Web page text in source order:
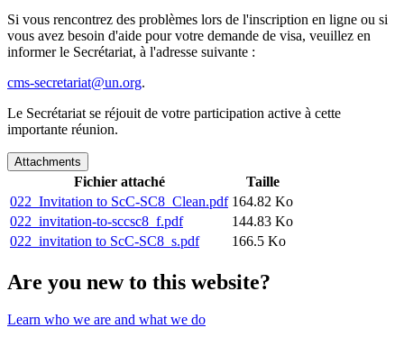
Si vous rencontrez des problèmes lors de l'inscription en ligne ou si
vous avez besoin d'aide pour votre demande de visa, veuillez en
informer le Secrétariat, à l'adresse suivante :
cms-secretariat@un.org.
Le Secrétariat se réjouit de votre participation active à cette
importante réunion.
Attachments
Fichier attaché
Taille
022_Invitation to ScC-SC8_Clean.pdf 164.82 Ko
022_invitation-to-sccsc8_f.pdf
144.83 Ko
022_invitation to ScC-SC8_s.pdf
166.5 Ko
Are you new to this website?
Learn who we are and what we do